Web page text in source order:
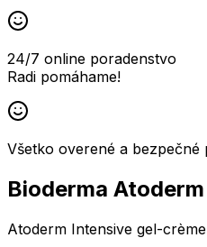
24/7 online poradenstvo
Radi pomáhame!
Všetko overené a bezpečné
Bioderma
Atoderm Intensive gel-